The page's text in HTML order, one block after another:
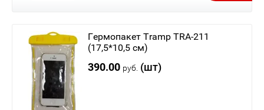
Гермопакет Tramp TRA-211
(17,5*10,5 см)
390.00 руб. (шт)